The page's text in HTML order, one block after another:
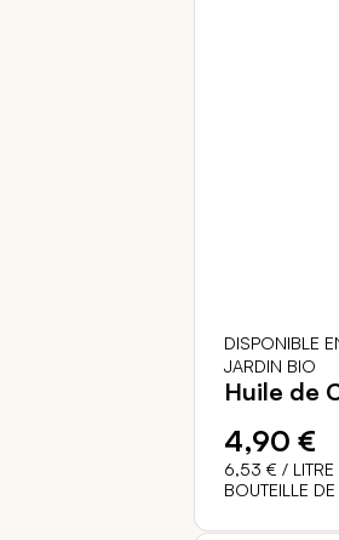
DISPONIBLE
JARDIN BIO
Huile de
4,90 €
6,53 € / LITRE
BOUTEILLE DE